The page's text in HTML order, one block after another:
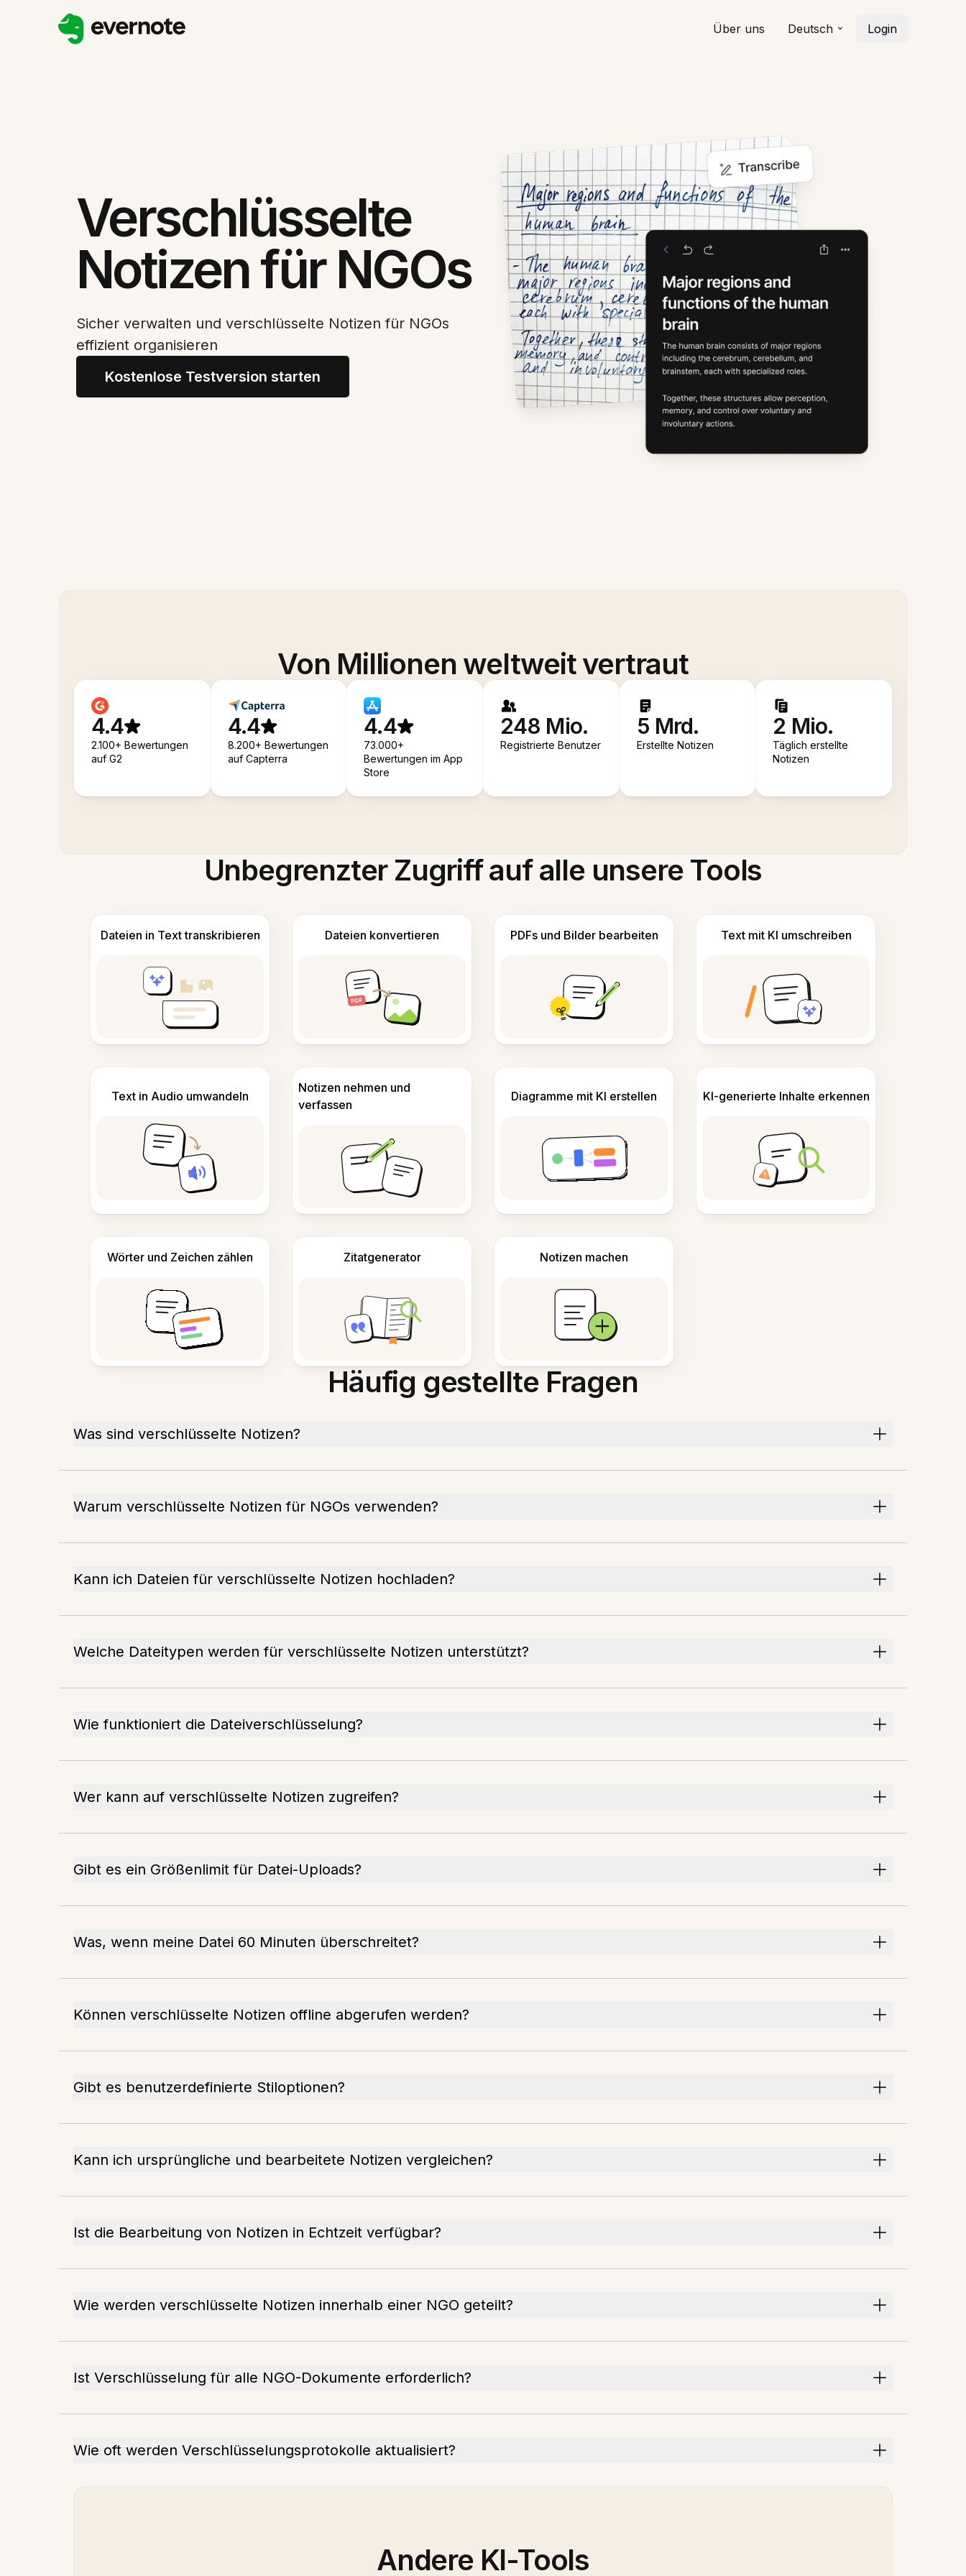
Über uns Deutsch Login
Verschlüsselte
Notizen für NGOs
Sicher verwalten und verschlüsselte Notizen für NGOs
effizient organisieren
Kostenlose Testversion starten
Von Millionen weltweit vertraut
4.4
2.100+ Bewertungen
auf G2
4.4
8.200+ Bewertungen
auf Capterra
4.4
73.000+
Bewertungen im App
Store
248 Mio.
Registrierte Benutzer
5 Mrd.
Erstellte Notizen
2 Mio.
Täglich erstellte
Notizen
Unbegrenzter Zugriff auf alle unsere Tools
Dateien in Text transkribieren Dateien konvertieren PDFs und Bilder bearbeiten Text mit KI umschreiben
Text in Audio umwandeln
Notizen nehmen und
verfassen
Diagramme mit KI erstellen KI-generierte Inhalte erkennen
Wörter und Zeichen zählen Zitatgenerator Notizen machen
Häufig gestellte Fragen
Was sind verschlüsselte Notizen?
Warum verschlüsselte Notizen für NGOs verwenden?
Kann ich Dateien für verschlüsselte Notizen hochladen?
Welche Dateitypen werden für verschlüsselte Notizen unterstützt?
Wie funktioniert die Dateiverschlüsselung?
Wer kann auf verschlüsselte Notizen zugreifen?
Gibt es ein Größenlimit für Datei-Uploads?
Was, wenn meine Datei 60 Minuten überschreitet?
Können verschlüsselte Notizen offline abgerufen werden?
Gibt es benutzerdefinierte Stiloptionen?
Kann ich ursprüngliche und bearbeitete Notizen vergleichen?
Ist die Bearbeitung von Notizen in Echtzeit verfügbar?
Wie werden verschlüsselte Notizen innerhalb einer NGO geteilt?
Ist Verschlüsselung für alle NGO-Dokumente erforderlich?
Wie oft werden Verschlüsselungsprotokolle aktualisiert?
Andere KI-Tools